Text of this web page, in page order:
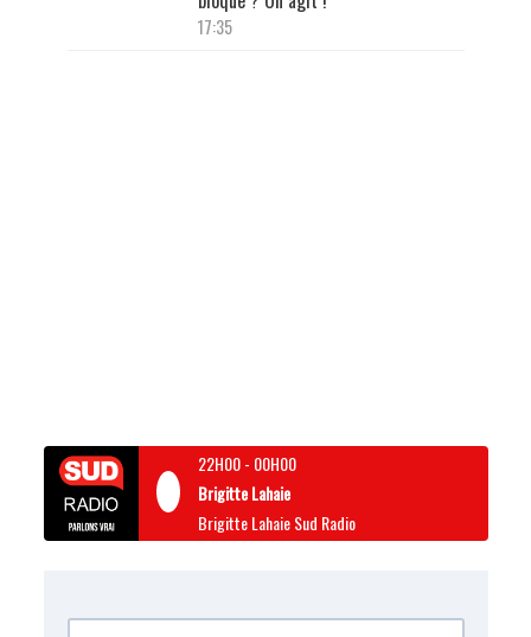
17:35
22H00- 00H00
Brigitte Lahaie
Brigitte Lahaie Sud Radio